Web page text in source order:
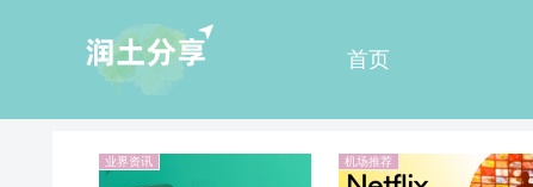
首页
业界资讯 机场推荐